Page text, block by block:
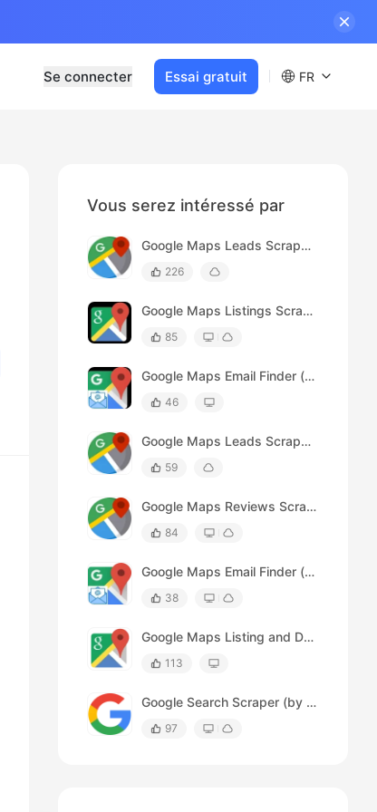
Se connecter Essai gratuit FR
Vous serez intéressé par
Google Maps Leads Scraper (by Keywords)
226
Google Maps Listings Scraper (by URLs)
85
Google Maps Email Finder (by keyword)
46
Google Maps Leads Scraper (by URLs)
59
Google Maps Reviews Scraper (by Reviewer)
84
Google Maps Email Finder (by URLs)
38
Google Maps Listing and Details Page Scraper
113
Google Search Scraper (by time range)
97